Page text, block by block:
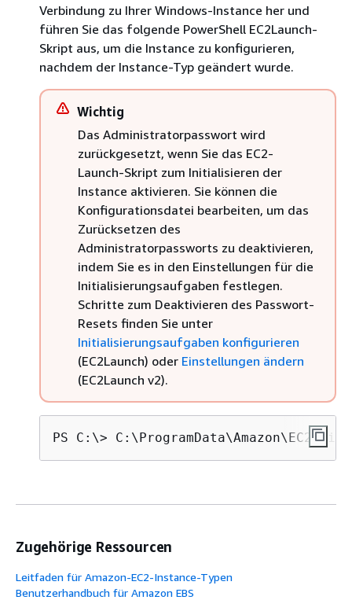
Verbindung zu Ihrer Windows-Instance her und
führen Sie das folgende PowerShell EC2Launch-
Skript aus, um die Instance zu konfigurieren,
nachdem der Instance-Typ geändert wurde.
Wichtig
Das Administratorpasswort wird
zurückgesetzt, wenn Sie das EC2-
Launch-Skript zum Initialisieren der
Instance aktivieren. Sie können die
Konfigurationsdatei bearbeiten, um das
Zurücksetzen des
Administratorpassworts zu deaktivieren,
indem Sie es in den Einstellungen für die
Initialisierungsaufgaben festlegen.
Schritte zum Deaktivieren des Passwort-
Resets finden Sie unter
Initialisierungsaufgaben konfigurieren
(EC2Launch) oder Einstellungen ändern
(EC2Launch v2).
PS C:\> C:\ProgramData\Amazon\EC2-
Zugehörige Ressourcen
Leitfaden für Amazon-EC2-Instance-Typen
Benutzerhandbuch für Amazon EBS